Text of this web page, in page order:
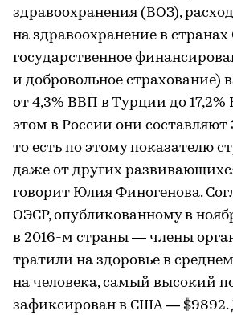
здравоохранения (ВОЗ),
на здравоохранение в
государственное
и добровольное страхование)
от 4,3% ВВП в Турции до
этом в России они составляют
то есть по этому показателю
даже от других
говорит Юлия Финогенова.
ОЭСР, опубликованному в
в 2016-м страны — члены
тратили на здоровье в
на человека, самый высокий
зафиксирован в США — $9892.